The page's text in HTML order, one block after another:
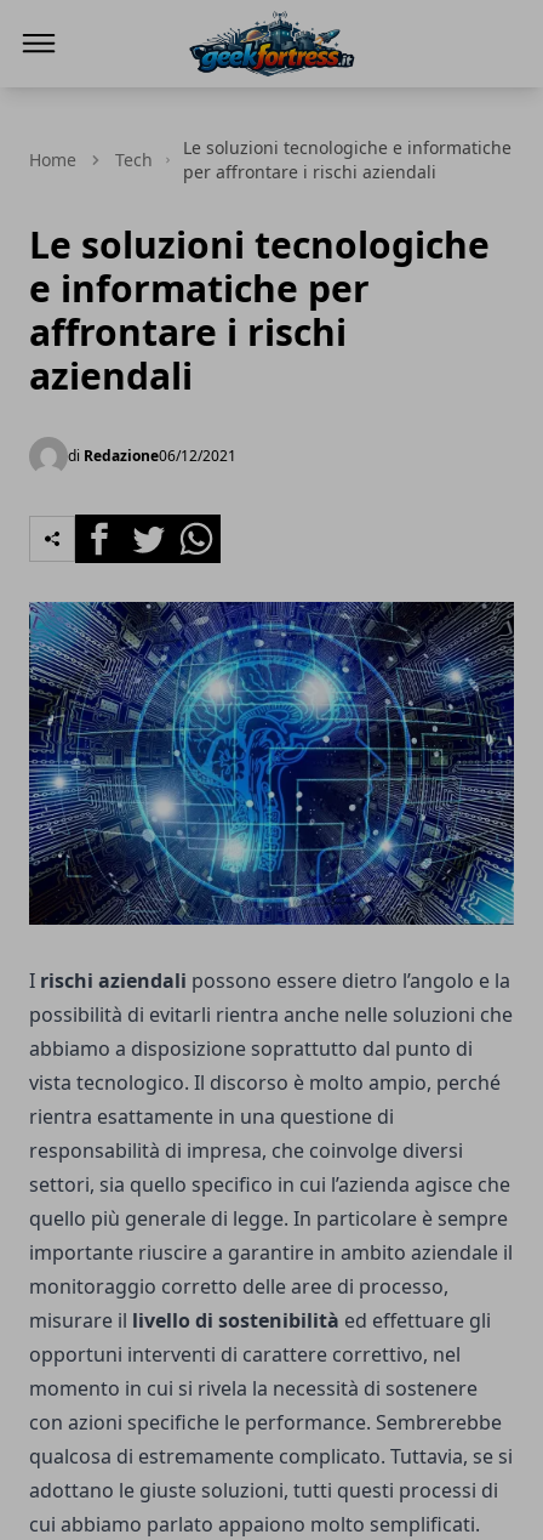
Home Tech
Le soluzioni tecnologiche e informatiche
per affrontare i rischi aziendali
Le soluzioni tecnologiche
e informatiche per
affrontare i rischi
aziendali
di Redazione06/12/2021
FacebookTwitterWhatsapp
I rischi aziendali possono essere dietro l’angolo e la
possibilità di evitarli rientra anche nelle soluzioni che
abbiamo a disposizione soprattutto dal punto di
vista tecnologico. Il discorso è molto ampio, perché
rientra esattamente in una questione di
responsabilità di impresa, che coinvolge diversi
settori, sia quello specifico in cui l’azienda agisce che
quello più generale di legge. In particolare è sempre
importante riuscire a garantire in ambito aziendale il
monitoraggio corretto delle aree di processo,
misurare il livello di sostenibilità ed effettuare gli
opportuni interventi di carattere correttivo, nel
momento in cui si rivela la necessità di sostenere
con azioni specifiche le performance. Sembrerebbe
qualcosa di estremamente complicato. Tuttavia, se si
adottano le giuste soluzioni, tutti questi processi di
cui abbiamo parlato appaiono molto semplificati.